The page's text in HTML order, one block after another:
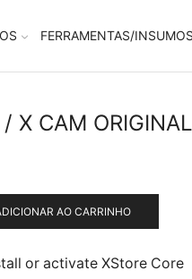
FERRAMENTAS/INSUMOS
X CAM ORIGINAL
AO CARRINHO
or activate XStore Core